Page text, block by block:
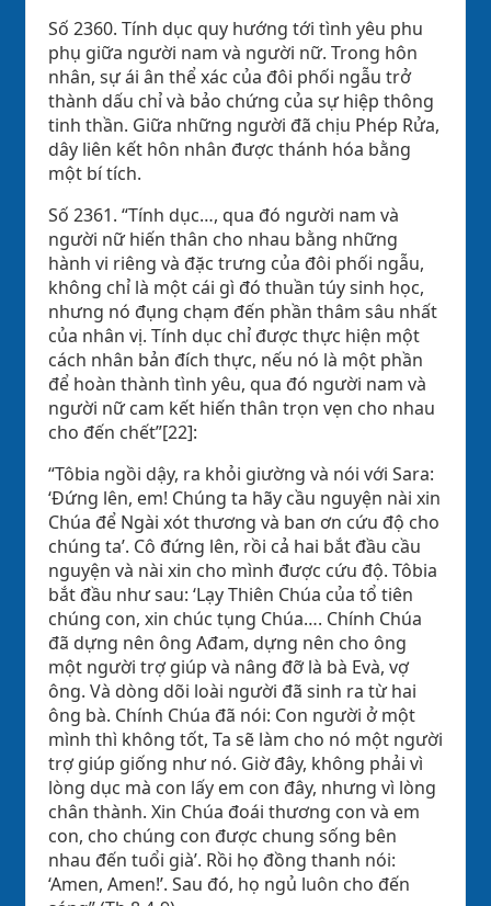
Số 2360. Tính dục quy hướng tới tình yêu phu
phụ giữa người nam và người nữ. Trong hôn
nhân, sự ái ân thể xác của đôi phối ngẫu trở
thành dấu chỉ và bảo chứng của sự hiệp thông
tinh thần. Giữa những người đã chịu Phép Rửa,
dây liên kết hôn nhân được thánh hóa bằng
một bí tích.
Số 2361. “Tính dục…, qua đó người nam và
người nữ hiến thân cho nhau bằng những
hành vi riêng và đặc trưng của đôi phối ngẫu,
không chỉ là một cái gì đó thuần túy sinh học,
nhưng nó đụng chạm đến phần thâm sâu nhất
của nhân vị. Tính dục chỉ được thực hiện một
cách nhân bản đích thực, nếu nó là một phần
để hoàn thành tình yêu, qua đó người nam và
người nữ cam kết hiến thân trọn vẹn cho nhau
cho đến chết”[22]:
“Tôbia ngồi dậy, ra khỏi giường và nói với Sara:
‘Đứng lên, em! Chúng ta hãy cầu nguyện nài xin
Chúa để Ngài xót thương và ban ơn cứu độ cho
chúng ta’. Cô đứng lên, rồi cả hai bắt đầu cầu
nguyện và nài xin cho mình được cứu độ. Tôbia
bắt đầu như sau: ‘Lạy Thiên Chúa của tổ tiên
chúng con, xin chúc tụng Chúa…. Chính Chúa
đã dựng nên ông Ađam, dựng nên cho ông
một người trợ giúp và nâng đỡ là bà Evà, vợ
ông. Và dòng dõi loài người đã sinh ra từ hai
ông bà. Chính Chúa đã nói: Con người ở một
mình thì không tốt, Ta sẽ làm cho nó một người
trợ giúp giống như nó. Giờ đây, không phải vì
lòng dục mà con lấy em con đây, nhưng vì lòng
chân thành. Xin Chúa đoái thương con và em
con, cho chúng con được chung sống bên
nhau đến tuổi già’. Rồi họ đồng thanh nói:
‘Amen, Amen!’. Sau đó, họ ngủ luôn cho đến